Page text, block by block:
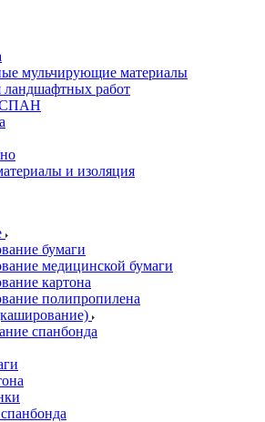
мульчирующие материалы
ландшафтных работ
и изоляция
бумаги
медицинской бумаги
картона
полипропилена
спанбонда